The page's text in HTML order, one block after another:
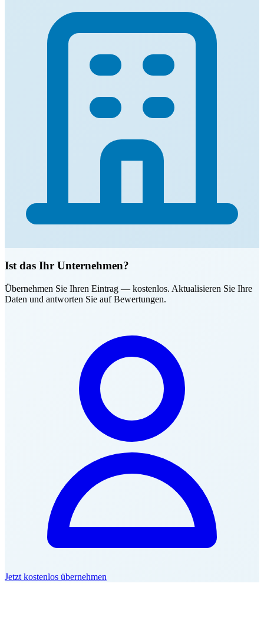
Ist das Ihr Unternehmen?
Übernehmen Sie Ihren Eintrag — kostenlos. Aktualisieren Sie Ihre
Daten und antworten Sie auf Bewertungen.
Jetzt kostenlos übernehmen